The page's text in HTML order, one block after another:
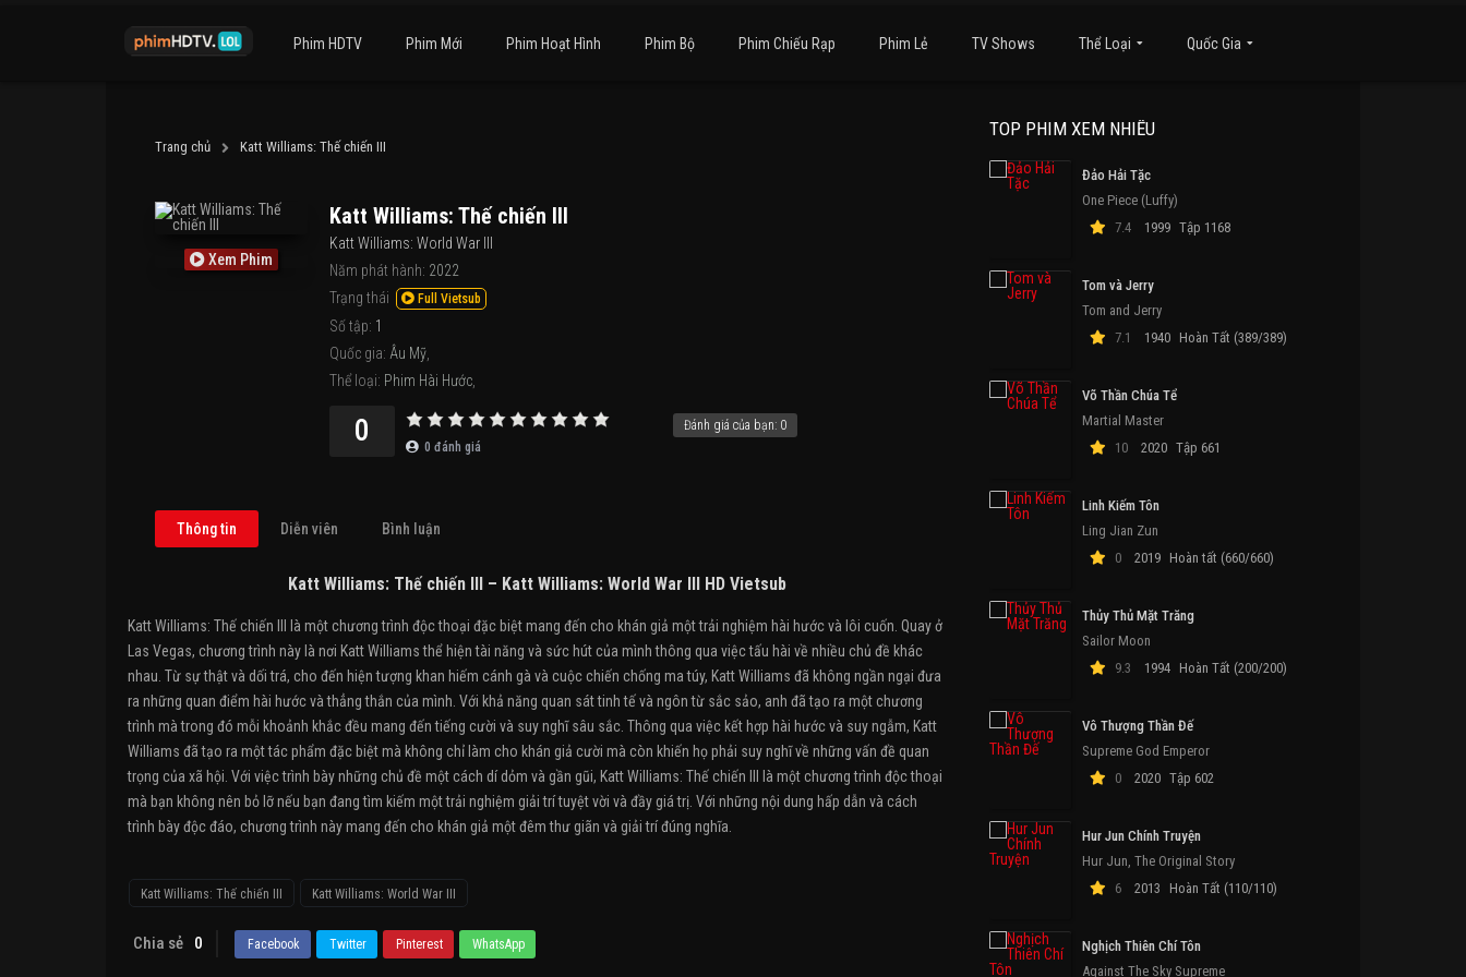
Phim HDTV Phim Mới Phim Hoạt Hình Phim Bộ Phim Chiếu Rạp Phim Lẻ TV Shows Thể Loại Quốc Gia
Trang chủ Katt Williams: Thế chiến III
Xem Phim
Katt Williams: Thế chiến III
Katt Williams: World War III
Năm phát hành: 2022
Trạng thái
Full Vietsub
Số tập: 1
Quốc gia: Âu Mỹ
Thể loại: Phim Hài Hước
Đánh giá của bạn: 0
0 0 đánh giá
Thông tin Diễn viên Bình luận
Katt Williams: Thế chiến III – Katt Williams: World War III HD Vietsub
Katt Williams: Thế chiến III là một chương trình độc thoại đặc biệt mang đến cho khán giả một trải nghiệm hài hước và lôi cuốn. Quay ở
Las Vegas, chương trình này là nơi Katt Williams thể hiện tài năng và sức hút của mình thông qua việc tấu hài về nhiều chủ đề khác
nhau. Từ sự thật và dối trá, cho đến hiện tượng khan hiếm cánh gà và cuộc chiến chống ma túy, Katt Williams đã không ngần ngại đưa
ra những quan điểm hài hước và thẳng thắn của mình. Với khả năng quan sát tinh tế và ngôn từ sắc sảo, anh đã tạo ra một chương
trình mà trong đó mỗi khoảnh khắc đều mang đến tiếng cười và suy nghĩ sâu sắc. Thông qua việc kết hợp hài hước và suy ngẫm, Katt
Williams đã tạo ra một tác phẩm đặc biệt mà không chỉ làm cho khán giả cười mà còn khiến họ phải suy nghĩ về những vấn đề quan
trọng của xã hội. Với việc trình bày những chủ đề một cách dí dỏm và gần gũi, Katt Williams: Thế chiến III là một chương trình độc thoại
mà bạn không nên bỏ lỡ nếu bạn đang tìm kiếm một trải nghiệm giải trí tuyệt vời và đầy giá trị. Với những nội dung hấp dẫn và cách
trình bày độc đáo, chương trình này mang đến cho khán giả một đêm thư giãn và giải trí đúng nghĩa.
Katt Williams: Thế chiến III Katt Williams: World War III
Chia sẻ 0 Facebook Twitter Pinterest WhatsApp
TOP PHIM XEM NHIỀU
Đảo Hải Tặc
One Piece (Luffy)
7.4
1999 Tập 1168
Tom và Jerry
Tom and Jerry
7.1
1940 Hoàn Tất (389/389)
Võ Thần Chúa Tể
Martial Master
10
2020 Tập 661
Linh Kiếm Tôn
Ling Jian Zun
0
2019 Hoàn tất (660/660)
Thủy Thủ Mặt Trăng
Sailor Moon
9.3
1994 Hoàn Tất (200/200)
Vô Thượng Thần Đế
Supreme God Emperor
0
2020 Tập 602
Hur Jun Chính Truyện
Hur Jun, The Original Story
6
2013 Hoàn Tất (110/110)
Nghịch Thiên Chí Tôn
Against The Sky Supreme